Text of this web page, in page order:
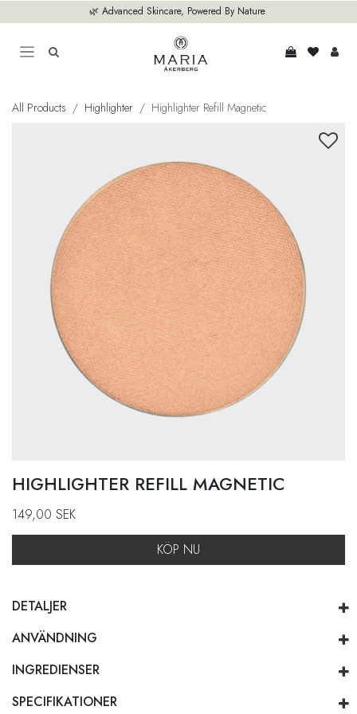
🌿 Advanced Skincare, Powered By Nature
All Products Highlighter Highlighter Refill Magnetic
HIGHLIGHTER REFILL MAGNETIC
149,00 SEK
KÖP NU
DETALJER
ANVÄNDNING
INGREDIENSER
SPECIFIKATIONER